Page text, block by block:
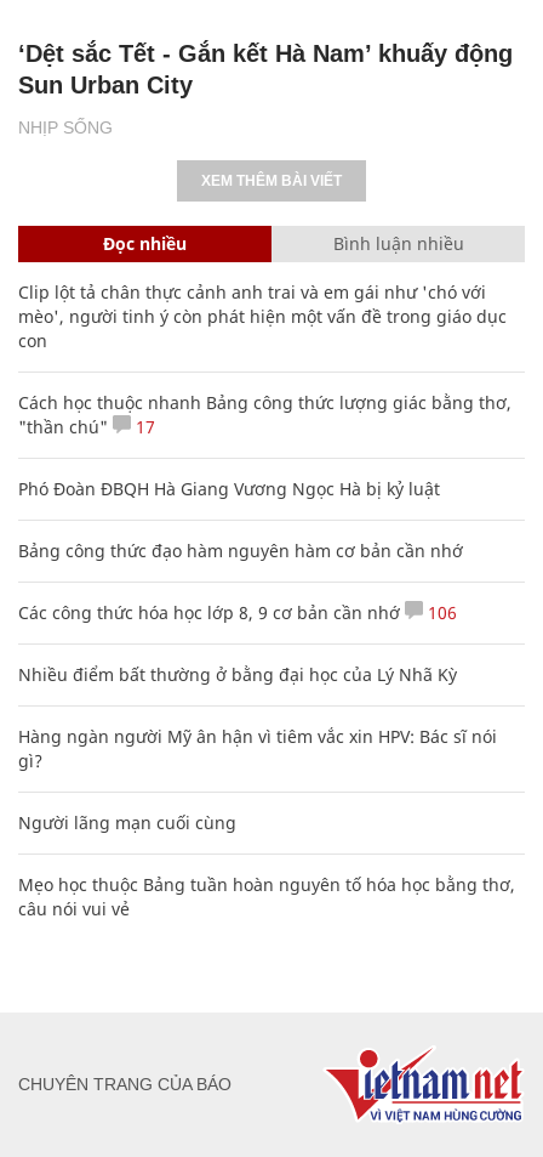
NHỊP SỐNG
‘Dệt sắc Tết - Gắn kết Hà Nam’ khuấy động
Sun Urban City
XEM THÊM BÀI VIẾT
Đọc nhiều Bình luận nhiều
Clip lột tả chân thực cảnh anh trai và em gái như 'chó với
mèo', người tinh ý còn phát hiện một vấn đề trong giáo dục
con
Cách học thuộc nhanh Bảng công thức lượng giác bằng thơ,
"thần chú"
17
Phó Đoàn ĐBQH Hà Giang Vương Ngọc Hà bị kỷ luật
Bảng công thức đạo hàm nguyên hàm cơ bản cần nhớ
Các công thức hóa học lớp 8, 9 cơ bản cần nhớ 106
Nhiều điểm bất thường ở bằng đại học của Lý Nhã Kỳ
Hàng ngàn người Mỹ ân hận vì tiêm vắc xin HPV: Bác sĩ nói
gì?
Người lãng mạn cuối cùng
Mẹo học thuộc Bảng tuần hoàn nguyên tố hóa học bằng thơ,
câu nói vui vẻ
CHUYÊN TRANG CỦA BÁO